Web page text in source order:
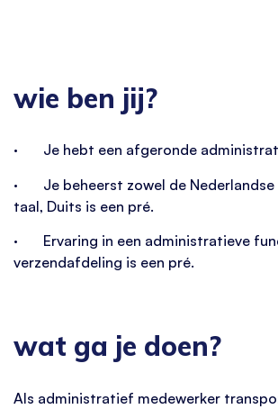
wie ben jij?
· Je hebt een afgeronde
· Je beheerst zowel de Nederlandse
taal, Duits is een pré.
· Ervaring in een administratieve
verzendafdeling is een pré.
wat ga je doen?
Als administratief medewerker